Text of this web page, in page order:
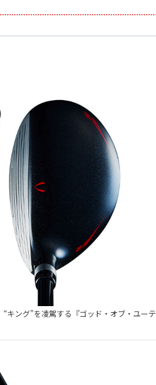
キング”を凌駕する『ゴッド・オブ・ユーテ